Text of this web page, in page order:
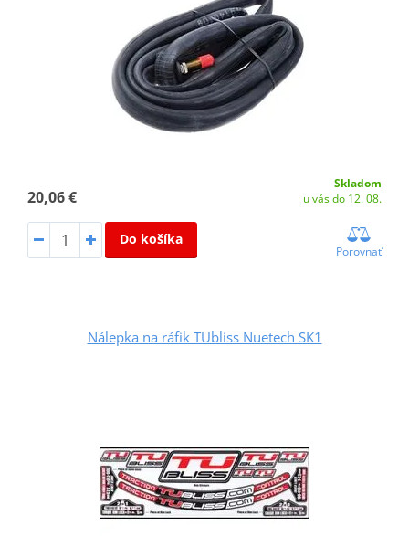
20,06 €
Skladom
u vás do 12. 08.
Do košíka
Porovnať
Nálepka na ráfik TUbliss Nuetech SK1